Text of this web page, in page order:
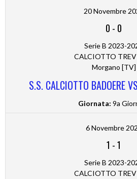
20 Novembre
0 - 0
Serie B 2023-
CALCIOTTO
Morgano [TV]
S.S. CALCIOTTO BADOERE
Giornata: 9a
6 Novembre
1 -1
Serie B 2023-
CALCIOTTO